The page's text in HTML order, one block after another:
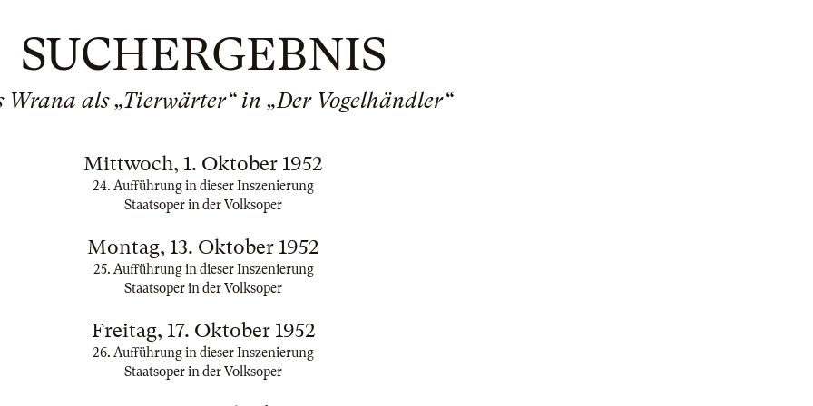
SUCHERGEBNIS
Wrana als „Tierwärter“ in „Der Vogelhändler“
Mittwoch, 1. Oktober 1952
24. Aufführung in dieser Inszenierung
Staatsoper in der Volksoper
Montag, 13. Oktober 1952
25. Aufführung in dieser Inszenierung
Staatsoper in der Volksoper
Freitag, 17. Oktober 1952
26. Aufführung in dieser Inszenierung
Staatsoper in der Volksoper